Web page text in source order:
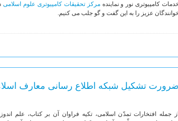
کامپیوتری نور و نمایندهمرکز تحقیقات کامپیوتری علوم اسلامی
عزیز را به این گفت و گو جلب می کنیم.
ضرورت تشکیل شبکه اطلاع رسانی معارف
از جمله افتخارات تمدّن اسلامی، تکیه فراوان آن بر کتاب، علم